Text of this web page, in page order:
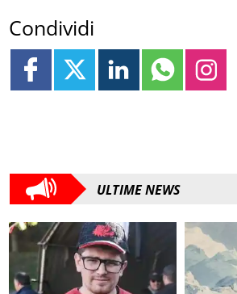
Condividi
ULTIME NEWS